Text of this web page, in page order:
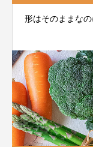
形はそのままな